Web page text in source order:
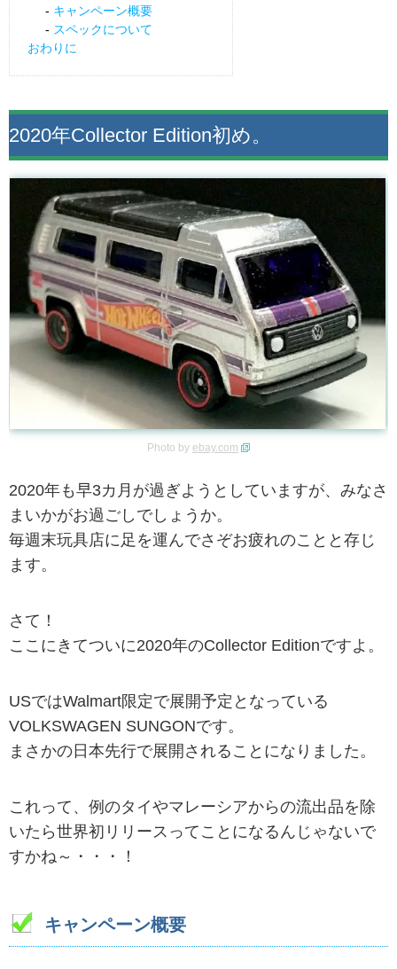
キャンペーン概要
スペックについて
おわりに
2020年Collector Edition初め。
Photo by ebay.com
2020年も早3カ月が過ぎようとしていますが、みなさ
まいかがお過ごしでしょうか。
毎週末玩具店に足を運んでさぞお疲れのことと存じ
ます。
さて！
ここにきてついに2020年のCollector Editionですよ。
USではWalmart限定で展開予定となっている
VOLKSWAGEN SUNGONです。
まさかの日本先行で展開されることになりました。
これって、例のタイやマレーシアからの流出品を除
いたら世界初リリースってことになるんじゃないで
すかね～・・・！
キャンペーン概要